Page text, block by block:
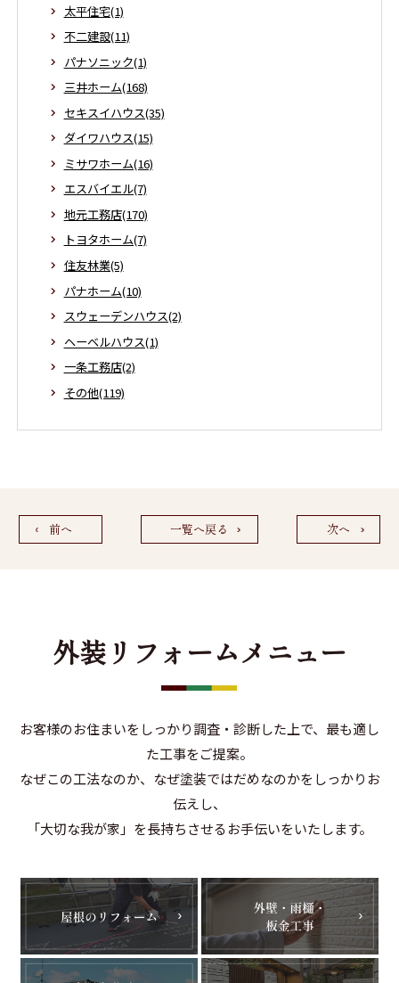
太平住宅(1)
不二建設(11)
パナソニック(1)
三井ホーム(168)
セキスイハウス(35)
ダイワハウス(15)
ミサワホーム(16)
エスバイエル(7)
地元工務店(170)
トヨタホーム(7)
住友林業(5)
パナホーム(10)
スウェーデンハウス(2)
ヘーベルハウス(1)
一条工務店(2)
その他(119)
前へ 一覧へ戻る 次へ
外装リフォームメニュー
お客様のお住まいをしっかり調査・診断した上で、最も適し
た工事をご提案。
なぜこの工法なのか、なぜ塗装ではだめなのかをしっかりお
伝えし、
「大切な我が家」を長持ちさせるお手伝いをいたします。